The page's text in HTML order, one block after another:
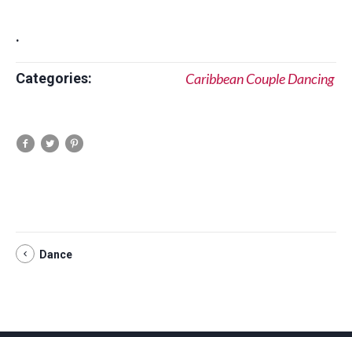
.
Categories: Caribbean Couple Dancing
Dance